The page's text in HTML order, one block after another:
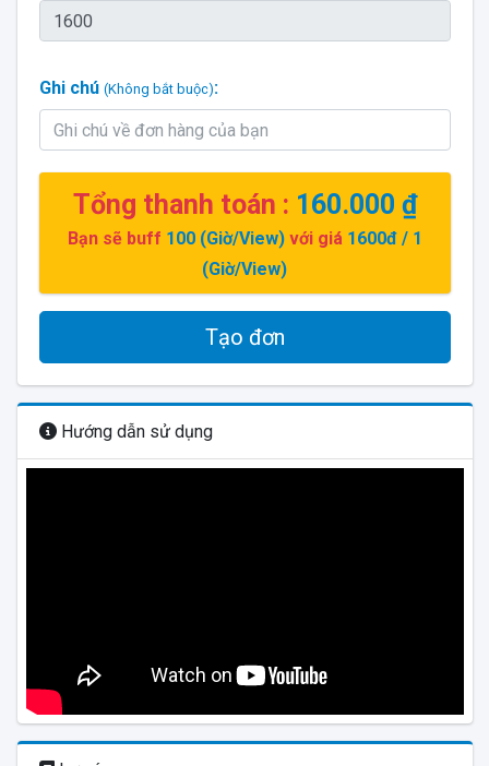
Ghi chú (Không bắt buộc):
Tổng thanh toán : 160.000 ₫
Bạn sẽ buff 100(Giờ/View)với giá 1600đ/ 1
(Giờ/View)
Tạo đơn
Hướng dẫn sử dụng